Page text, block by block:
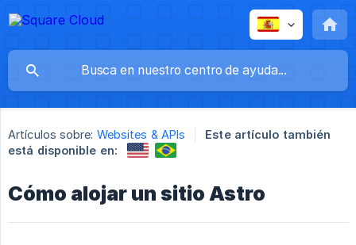
Artículos sobre: Websites & APIs
Este artículo también
está disponible en:
Cómo alojar un sitio Astro